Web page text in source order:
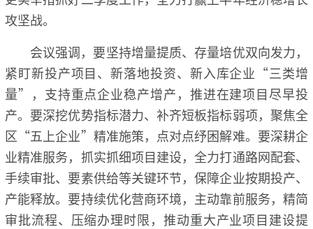
攻坚战。
会议强调，要坚持增量提质、存量培优双向发力，
紧盯新投产项目、新落地投资、新入库企业“三类增
量”，支持重点企业稳产增产，推进在建项目尽早投
产。要深挖优势指标潜力、补齐短板指标弱项，聚焦全
区“五上企业”精准施策，点对点纾困解难。要深耕企
业精准服务，抓实抓细项目建设，全力打通路网配套、
手续审批、要素供给等关键环节，保障企业按期投产、
产能释放。要持续优化营商环境，主动靠前服务，精简
审批流程、压缩办理时限，推动重大产业项目建设提